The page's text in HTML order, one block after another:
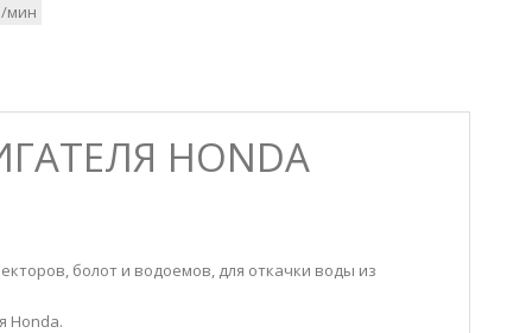
мин
HONDA
болот и водоемов, для откачки воды из
Honda.